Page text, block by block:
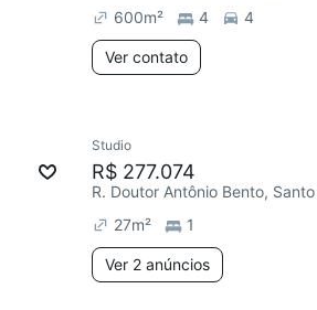
600m² 4 4
Ver contato
Studio
R$ 277.074
R. Doutor Antônio Bento,
27m² 1
Ver 2 anúncios